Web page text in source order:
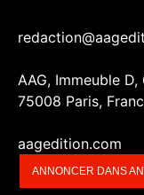
AAG, Immeuble
75008 Paris,
aagedition.com
ANNONCER DANS